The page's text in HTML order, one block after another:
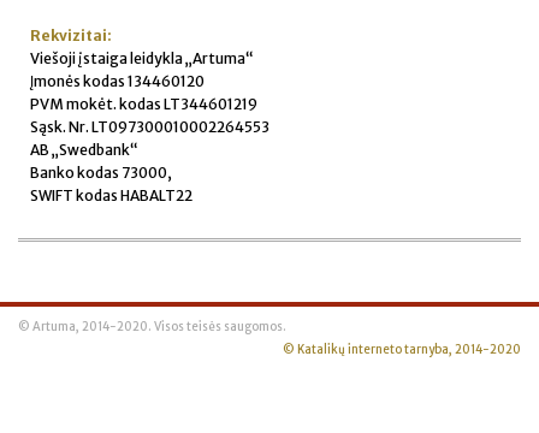
Rekvizitai:
Viešoji įstaiga leidykla „Artuma“
Įmonės kodas 134460120
PVM mokėt. kodas LT344601219
Sąsk. Nr. LT097300010002264553
AB „Swedbank“
Banko kodas 73000,
SWIFT kodas HABALT22
© Artuma, 2014-2020. Visos teisės saugomos.
© Katalikų interneto tarnyba, 2014-2020